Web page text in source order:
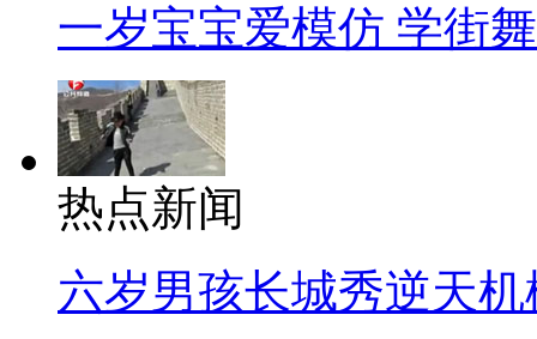
一岁宝宝爱模仿 学街
热点新闻
六岁男孩长城秀逆天机